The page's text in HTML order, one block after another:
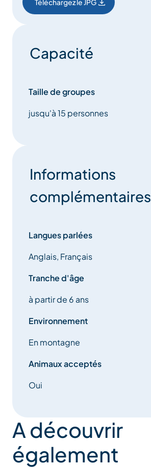
Téléchargez le JPG
Capacité
Taille de groupes
jusqu'à 15 personnes
Informations
complémentaires
Langues parlées
Anglais, Français
Tranche d'âge
à partir de 6 ans
Environnement
En montagne
Animaux acceptés
Oui
A découvrir
également